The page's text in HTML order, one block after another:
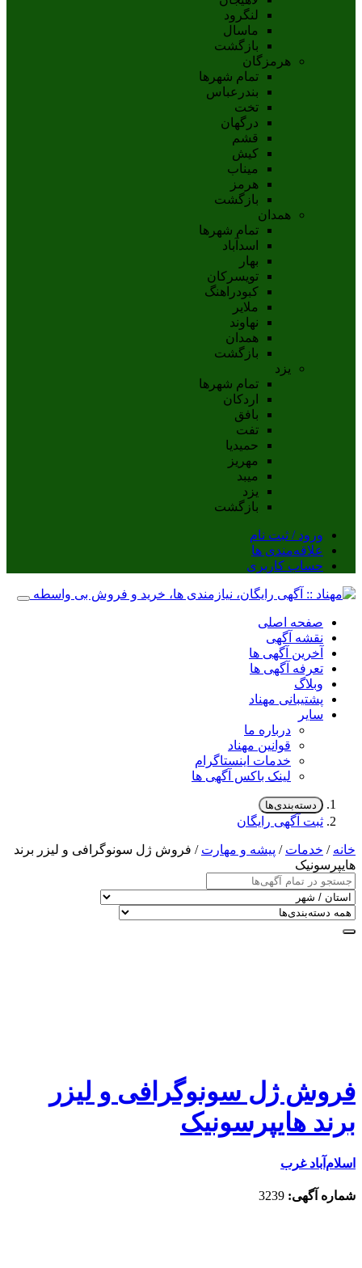
لنگرود
ماسال
بازگشت
هرمزگان
تمام شهر‌ها
بندرعباس
تخت
درگهان
قشم
کيش
ميناب
هرمز
بازگشت
همدان
تمام شهر‌ها
اسدآباد
بهار
تويسرکان
کبودراهنگ
ملاير
نهاوند
همدان
بازگشت
یزد
تمام شهر‌ها
اردکان
بافق
تفت
حميديا
مهریز
ميبد
يزد
بازگشت
ورود / ثبت نام
علاقه‌مندی ها
حساب کاربری
صفحه اصلی
نقشه آگهی
آخرین آگهی ها
تعرفه آگهی ها
وبلاگ
پشتیبانی مهناد
سایر
درباره ما
قوانین مهناد
خدمات اینستاگرام
لینک باکس آگهی ها
دسته‌بندی‌ها
ثبت آگهی رایگان
خانه/ خدمات/ پیشه و مهارت/ فروش ژل سونوگرافی و لیزر برند
هایپرسونیک
فروش ژل سونوگرافی و لیزر
برند هایپرسونیک
اسلام‌‌آباد غرب
شماره آگهی: 3239